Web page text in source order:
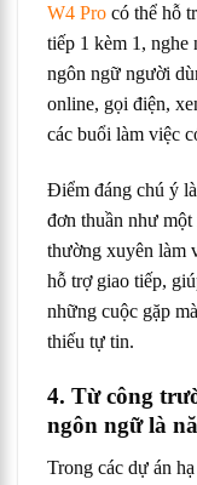
W4 Pro có thể hỗ
tiếp 1 kèm 1, nghe
ngôn ngữ người
online, gọi điện,
các buổi làm việc
Điểm đáng chú ý
đơn thuần như
thường xuyên làm
hỗ trợ giao tiếp,
những cuộc gặp
thiếu tự tin.
4. Từ công
ngôn ngữ là
Trong các dự án